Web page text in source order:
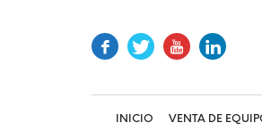
INICIO VENTA DE